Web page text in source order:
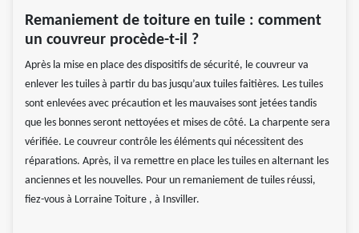
Remaniement de toiture en tuile : comment
un couvreur procède-t-il ?
Après la mise en place des dispositifs de sécurité, le couvreur va
enlever les tuiles à partir du bas jusqu’aux tuiles faitières. Les tuiles
sont enlevées avec précaution et les mauvaises sont jetées tandis
que les bonnes seront nettoyées et mises de côté. La charpente sera
vérifiée. Le couvreur contrôle les éléments qui nécessitent des
réparations. Après, il va remettre en place les tuiles en alternant les
anciennes et les nouvelles. Pour un remaniement de tuiles réussi,
fiez-vous à Lorraine Toiture , à Insviller.